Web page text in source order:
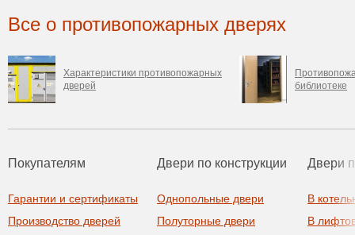
Все о противопожарных дверях
Характеристики противопожарных
дверей
библиотеке
Покупателям
Гарантии и сертификаты
Производство дверей
Двери по конструкции
Однопольные двери
Полуторные двери
Двери
В
В